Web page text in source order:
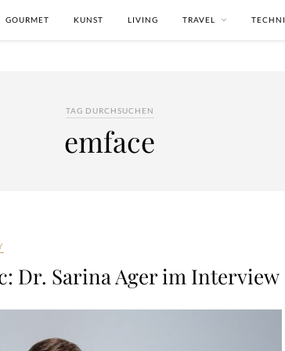
GOURMET KUNST LIVING TRAVEL
TAG DURCHSUCHEN
emface
Dr. Sarina Ager im Interview